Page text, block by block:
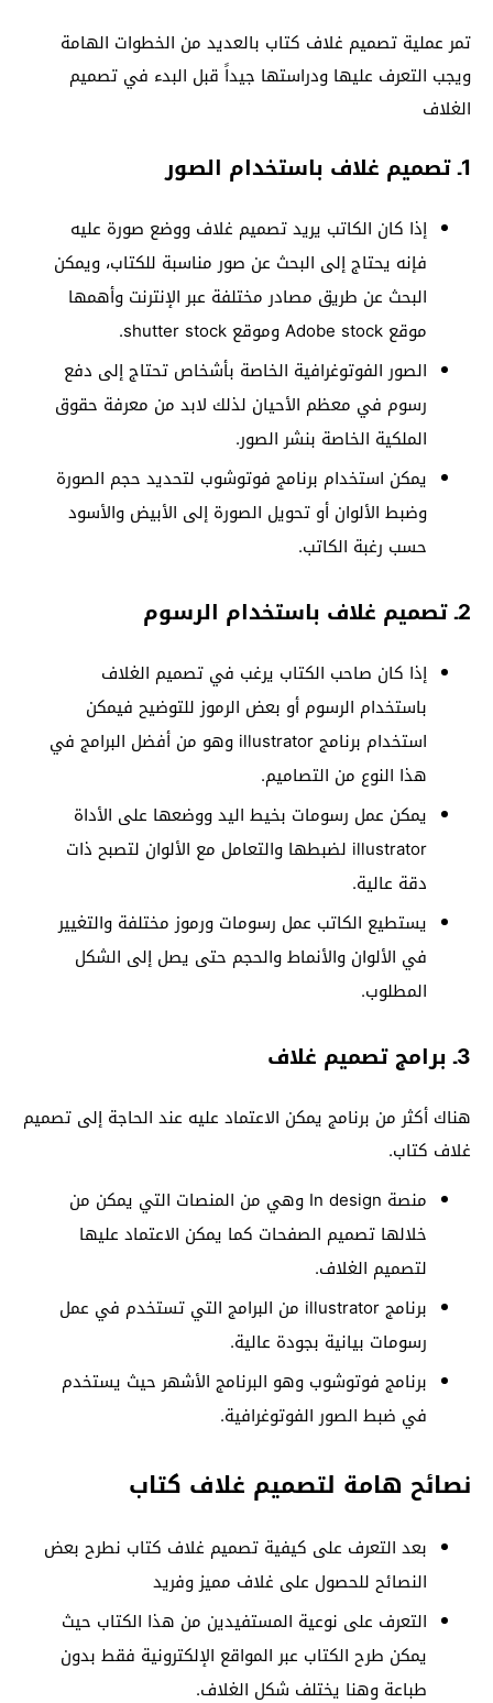
تمر عملية تصميم غلاف كتاب بالعديد من الخطوات الهامة
ويجب التعرف عليها ودراستها جيداً قبل البدء في تصميم
الغلاف
1ـ تصميم غلاف باستخدام الصور
إذا كان الكاتب يريد تصميم غلاف ووضع صورة عليه
فإنه يحتاج إلى البحث عن صور مناسبة للكتاب، ويمكن
البحث عن طريق مصادر مختلفة عبر الإنترنت وأهمها
موقع Adobe stock وموقع shutter stock.
الصور الفوتوغرافية الخاصة بأشخاص تحتاج إلى دفع
رسوم في معظم الأحيان لذلك لابد من معرفة حقوق
الملكية الخاصة بنشر الصور.
يمكن استخدام برنامج فوتوشوب لتحديد حجم الصورة
وضبط الألوان أو تحويل الصورة إلى الأبيض والأسود
حسب رغبة الكاتب.
2ـ تصميم غلاف باستخدام الرسوم
إذا كان صاحب الكتاب يرغب في تصميم الغلاف
باستخدام الرسوم أو بعض الرموز للتوضيح فيمكن
استخدام برنامج illustrator وهو من أفضل البرامج في
هذا النوع من التصاميم.
يمكن عمل رسومات بخيط اليد ووضعها على الأداة
illustrator لضبطها والتعامل مع الألوان لتصبح ذات
دقة عالية.
يستطيع الكاتب عمل رسومات ورموز مختلفة والتغيير
في الألوان والأنماط والحجم حتى يصل إلى الشكل
المطلوب.
3ـ برامج تصميم غلاف
هناك أكثر من برنامج يمكن الاعتماد عليه عند الحاجة إلى تصميم
غلاف كتاب.
منصة In design وهي من المنصات التي يمكن من
خلالها تصميم الصفحات كما يمكن الاعتماد عليها
لتصميم الغلاف.
برنامج illustrator من البرامج التي تستخدم في عمل
رسومات بيانية بجودة عالية.
برنامج فوتوشوب وهو البرنامج الأشهر حيث يستخدم
في ضبط الصور الفوتوغرافية.
نصائح هامة لتصميم غلاف كتاب
بعد التعرف على كيفية تصميم غلاف كتاب نطرح بعض
النصائح للحصول على غلاف مميز وفريد
التعرف على نوعية المستفيدين من هذا الكتاب حيث
يمكن طرح الكتاب عبر المواقع الإلكترونية فقط بدون
طباعة وهنا يختلف شكل الغلاف.